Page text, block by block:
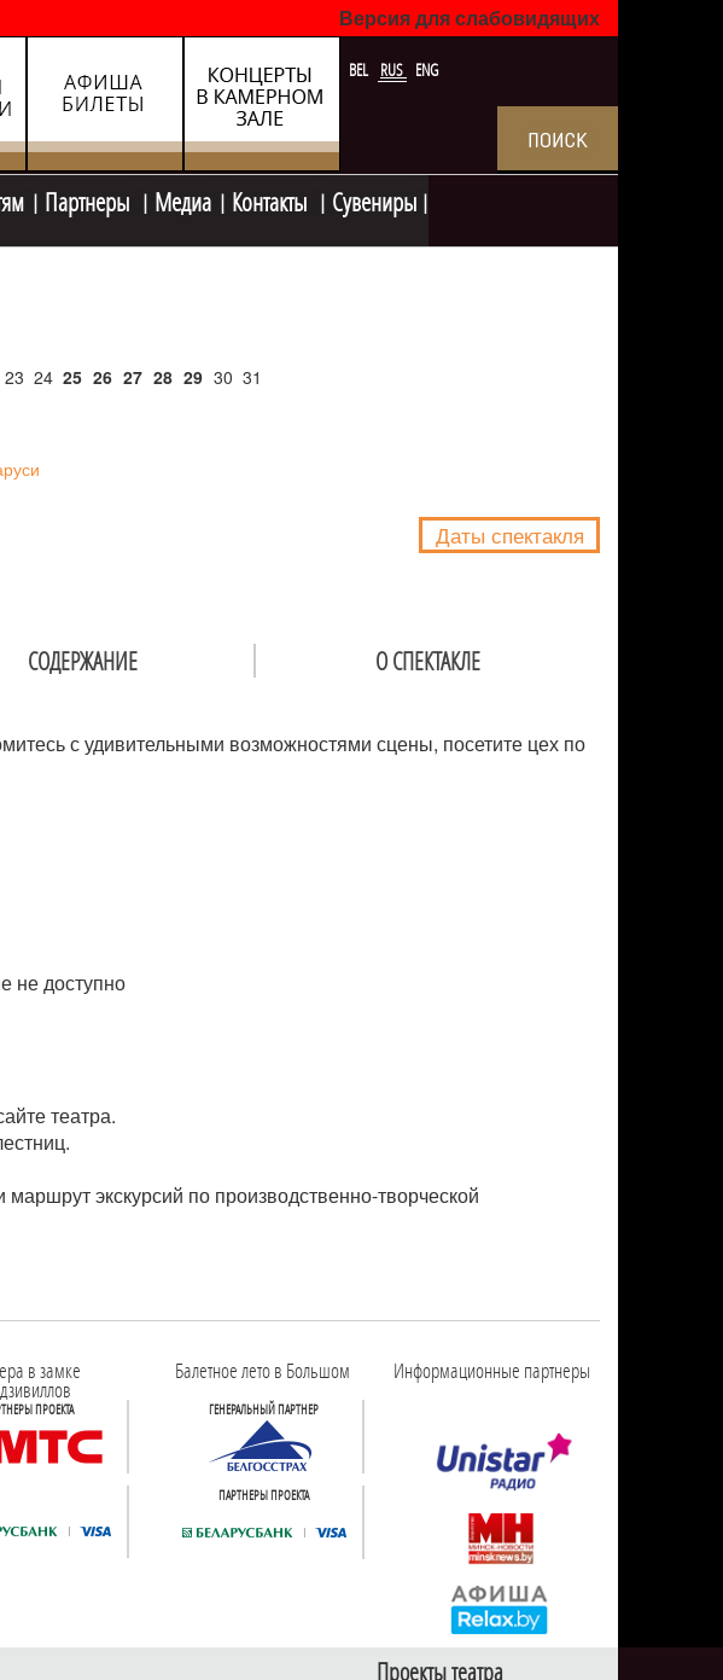
Версия для слабовидящих
BEL RUS ENG
Партнеры Медиа Контакты Сувениры
23 24 25 26 27 28 29 30 31
Даты спектакля
СОДЕРЖАНИЕ О СПЕКТАКЛЕ
с удивительными возможностями сцены, посетите цех по
не доступно
театра.
экскурсий по производственно-творческой
в замке
ПРОЕКТА
Балетное лето в Большом
ГЕНЕРАЛЬНЫЙ ПАРТНЕР
ПАРТНЕРЫ ПРОЕКТА
Информационные партнеры
Проекты театра